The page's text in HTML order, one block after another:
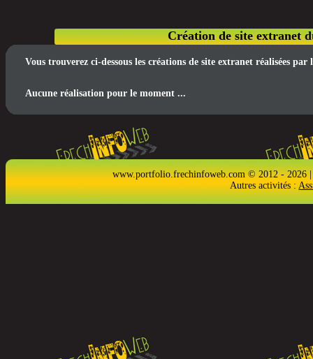
Création de site extranet
Vous trouverez ci-dessous les créations de site extranet réalisées
Aucune réalisation pour le moment ...
www.portfolio.frechinfoweb.com © 2012 - 2026
Autres activités :